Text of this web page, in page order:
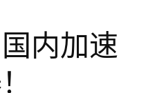
内加速